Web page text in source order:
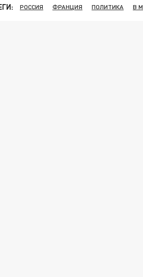
РОССИЯ ФРАНЦИЯ ПОЛИТИКА В